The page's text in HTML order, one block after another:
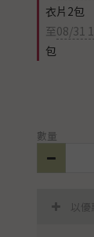
衣片2包
至08/31
包
數量
以